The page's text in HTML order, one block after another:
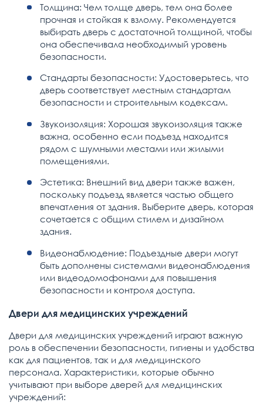
Толщина: Чем толще дверь, тем она более
прочная и стойкая к взлому. Рекомендуется
выбирать дверь с достаточной толщиной, чтобы
она обеспечивала необходимый уровень
безопасности.
Стандарты безопасности: Удостоверьтесь, что
дверь соответствует местным стандартам
безопасности и строительным кодексам.
Звукоизоляция: Хорошая звукоизоляция также
важна, особенно если подъезд находится
рядом с шумными местами или жилыми
помещениями.
Эстетика: Внешний вид двери также важен,
поскольку подъезд является частью общего
впечатления от здания. Выберите дверь, которая
сочетается с общим стилем и дизайном
здания.
Видеонаблюдение: Подъездные двери могут
быть дополнены системами видеонаблюдения
или видеодомофонами для повышения
безопасности и контроля доступа.
Двери для медицинских учреждений
Двери для медицинских учреждений играют важную
роль в обеспечении безопасности, гигиены и удобства
как для пациентов, так и для медицинского
персонала. Характеристики, которые обычно
учитывают при выборе дверей для медицинских
учреждений: